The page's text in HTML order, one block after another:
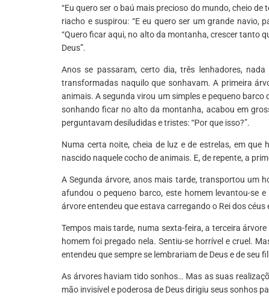
“Eu quero ser o baú mais precioso do mundo, cheio
riacho e suspirou: “E eu quero ser um grande navio,
“Quero ficar aqui, no alto da montanha, crescer tanto
Deus”.
Anos se passaram, certo dia, três lenhadores,
transformadas naquilo que sonhavam. A primeira
animais. A segunda virou um simples e pequeno
sonhando ficar no alto da montanha, acabou em
perguntavam desiludidas e tristes: “Por que isso?”.
Numa certa noite, cheia de luz e de estrelas, em que
nascido naquele cocho de animais. E, de repente, a
A Segunda árvore, anos mais tarde, transportou um
afundou o pequeno barco, este homem levantou-se e
árvore entendeu que estava carregando o Rei dos céus
Tempos mais tarde, numa sexta-feira, a terceira
homem foi pregado nela. Sentiu-se horrível e cruel.
entendeu que sempre se lembrariam de Deus e de seu
As árvores haviam tido sonhos… Mas as suas
mão invisível e poderosa de Deus dirigiu seus sonhos